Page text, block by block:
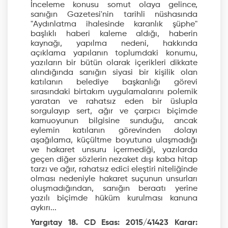
İnceleme konusu somut olaya gelince,
sanığın Gazetesi'nin tarihli nüshasında
"Aydınlatma ihalesinde karanlık şüphe"
başlıklı haberi kaleme aldığı, haberin
kaynağı, yapılma nedeni, hakkında
açıklama yapılanın toplumdaki konumu,
yazıların bir bütün olarak içerikleri dikkate
alındığında sanığın siyasi bir kişilik olan
katılanın belediye başkanlığı görevi
sırasındaki birtakım uygulamalarını polemik
yaratan ve rahatsız eden bir üslupla
sorgulayıp sert, ağır ve çarpıcı biçimde
kamuoyunun bilgisine sunduğu, ancak
eylemin katılanın görevinden dolayı
aşağılama, küçültme boyutuna ulaşmadığı
ve hakaret unsuru içermediği, yazılarda
geçen diğer sözlerin nezaket dışı kaba hitap
tarzı ve ağır, rahatsız edici eleştiri niteliğinde
olması nedeniyle hakaret suçunun unsurları
oluşmadığından, sanığın beraatı yerine
yazılı biçimde hüküm kurulması kanuna
aykırı...
Yargıtay 18. CD Esas: 2015/41423 Karar: